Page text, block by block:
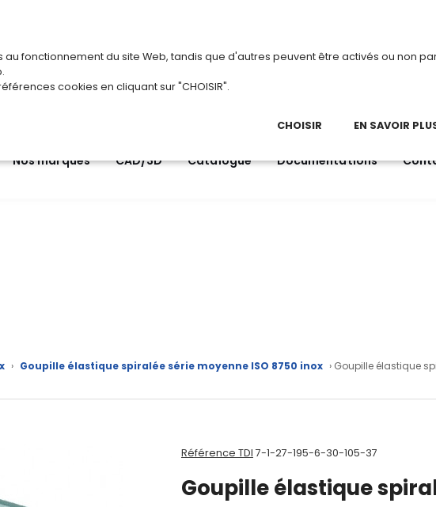
Du 3 au 28 août 2026, TDI
Nos marques CAD/3D Catalogue Documentations
› Goupille élastique spiralée série moyenne ISO 8750 inox › Goupille élastique
Référence TDI 7-1-27-195-6-30-105-37
Goupille élastique
fonctionnement du site Web, tandis que d'autres peuvent être activés ou non
cookies en cliquant sur "CHOISIR".
CHOISIR EN SAVOIR